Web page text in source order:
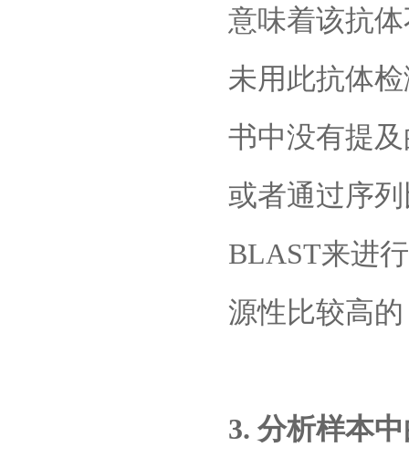
意味着该抗
未用此抗体
书中没有提
或者通过序
BLAST来进
源性比较高
3. 分析样本